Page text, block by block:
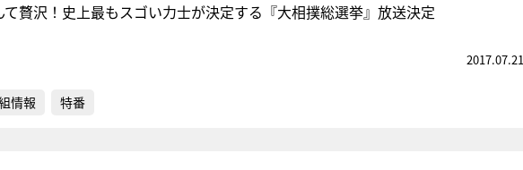
て贅沢！史上最もスゴい力士が決定する『大相撲総選挙』放送決定
2017.07.21
情報 特番